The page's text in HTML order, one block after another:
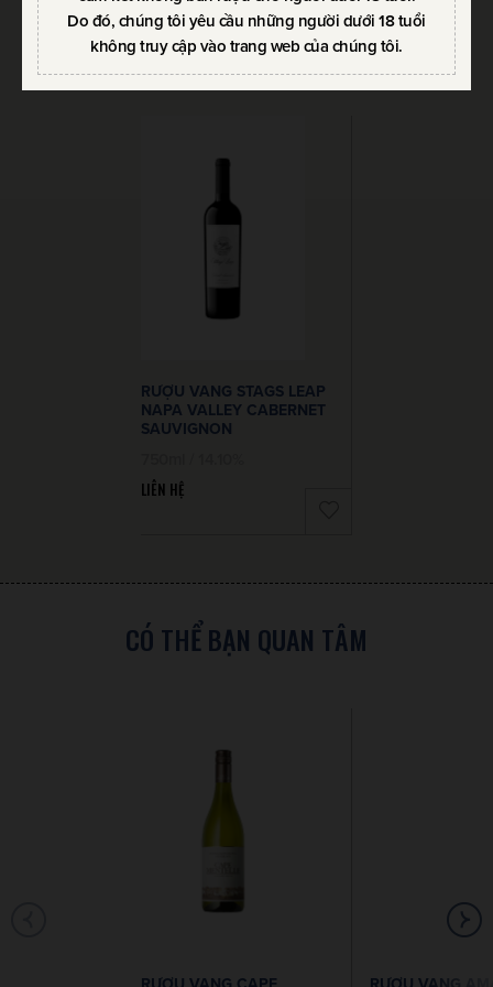
Do đó, chúng tôi yêu cầu những người dưới 18 tuổi
không truy cập vào trang web của chúng tôi.
SẢN PHẨM CÙNG THƯƠNG HIỆU
RƯỢU VANG STAGS LEAP
NAPA VALLEY CABERNET
SAUVIGNON
LIÊN HỆ
CÓ THỂ BẠN QUAN TÂM